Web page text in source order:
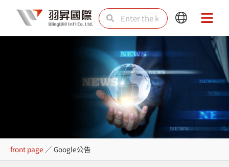
content
SearchSearch
Main
Menu
Main
Menu
Google公告
front page ／ Google公告